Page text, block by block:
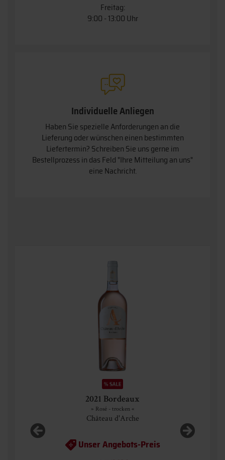
Freitag:
9:00 - 13:00 Uhr
Individuelle Anliegen
Haben Sie spezielle Anforderungen an die
Lieferung oder wünschen einen bestimmten
Liefertermin? Schreiben Sie uns gerne im
Bestellprozess in das Feld "Ihre Mitteilung an uns"
eine Nachricht.
2021 Bordeaux
» Rosé - trocken «
Château d'Arche
Unser Angebots-Preis